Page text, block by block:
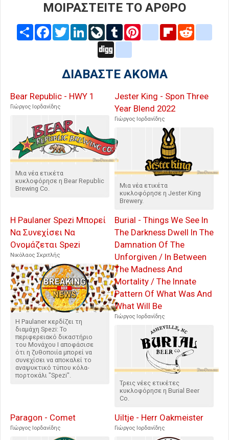
ΜΟΙΡΑΣΤΕΙΤΕ ΤΟ ΑΡΘΡΟ
Share FacebookTwitterLinkedInLiveJournal
Tumblr Pinterestblogger_post
Flipboard
ΔΙΑΒΑΣΤΕ ΑΚΟΜΑ
Bear Republic - HWY 1
Γιώργος Ιορδανίδης
Μια νέα ετικέτα
κυκλοφόρησε η Bear Republic
Brewing Co.
Jester King - Spon Three
Year Blend 2022
Γιώργος Ιορδανίδης
Μια νέα ετικέτα
κυκλοφόρησε η Jester King
Brewery.
Η Paulaner Spezi Μπορεί
Να Συνεχίσει Να
Ονομάζεται Spezi
Νικόλαος Σκριτλής
Η Paulaner κερδίζει τη
διαμάχη Spezi: Το
περιφερειακό δικαστήριο
του Μονάχου I αποφάσισε
ότι η ζυθοποιία μπορεί να
συνεχίσει να αποκαλεί το
αναψυκτικό τύπου κόλα-
πορτοκάλι "Spezi".
Burial - Things We See In
The Darkness Dwell In The
Damnation Of The
Unforgiven / In Between
The Madness And
Mortality / The Innate
Pattern Of What Was And
What Will Be
Γιώργος Ιορδανίδης
Τρεις νέες ετικέτες
κυκλοφόρησε η Burial Beer
Co.
Paragon - Comet
Γιώργος Ιορδανίδης
Uiltje - Herr Oakmeister
Γιώργος Ιορδανίδης